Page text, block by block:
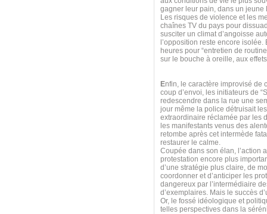
gagner leur pain, dans un jeune
Les risques de violence et les
chaînes TV du pays pour
susciter un climat d’angoisse
l’opposition reste encore
heures pour “entretien de
sur le bouche à oreille, aux
Enfin, le caractère improvisé de
coup d’envoi, les initiateurs de
redescendre dans la rue une
jour même la police détruisait
extraordinaire réclamée par les
les manifestants venus des
retombe après cet intermède
restaurer le calme.
Coupée dans son élan, l’action
protestation encore plus
d’une stratégie plus claire, de
coordonner et d’anticiper les
dangereux par l’intermédiaire
d’exemplaires. Mais le succès
Or, le fossé idéologique et
telles perspectives dans la